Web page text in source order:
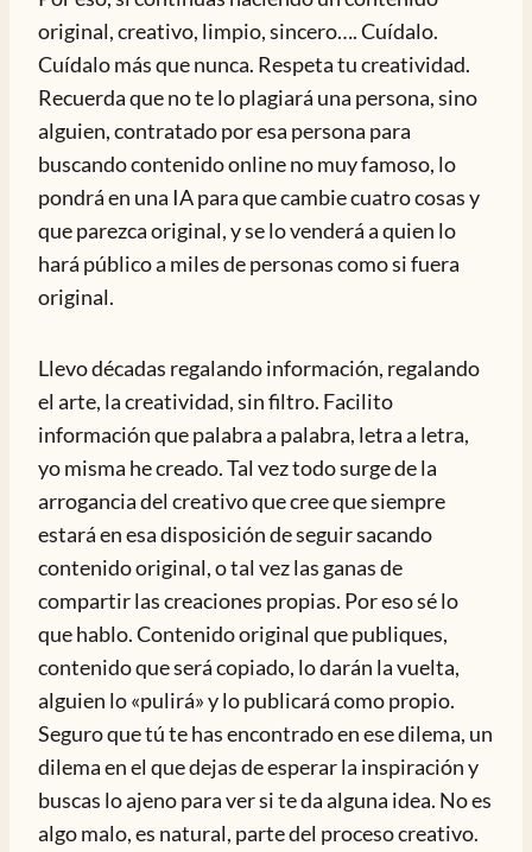
original, creativo, limpio, sincero…. Cuídalo.
Cuídalo más que nunca. Respeta tu creatividad.
Recuerda que no te lo plagiará una persona, sino
alguien, contratado por esa persona para
buscando contenido online no muy famoso, lo
pondrá en una IA para que cambie cuatro cosas y
que parezca original, y se lo venderá a quien lo
hará público a miles de personas como si fuera
original.
Llevo décadas regalando información, regalando
el arte, la creatividad, sin filtro. Facilito
información que palabra a palabra, letra a letra,
yo misma he creado. Tal vez todo surge de la
arrogancia del creativo que cree que siempre
estará en esa disposición de seguir sacando
contenido original, o tal vez las ganas de
compartir las creaciones propias. Por eso sé lo
que hablo. Contenido original que publiques,
contenido que será copiado, lo darán la vuelta,
alguien lo «pulirá» y lo publicará como propio.
Seguro que tú te has encontrado en ese dilema, un
dilema en el que dejas de esperar la inspiración y
buscas lo ajeno para ver si te da alguna idea. No es
algo malo, es natural, parte del proceso creativo.